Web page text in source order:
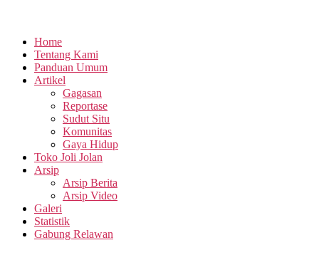
Home
Tentang Kami
Panduan Umum
Artikel
Gagasan
Reportase
Sudut Situ
Komunitas
Gaya Hidup
Toko Joli Jolan
Arsip
Arsip Berita
Arsip Video
Galeri
Statistik
Gabung Relawan